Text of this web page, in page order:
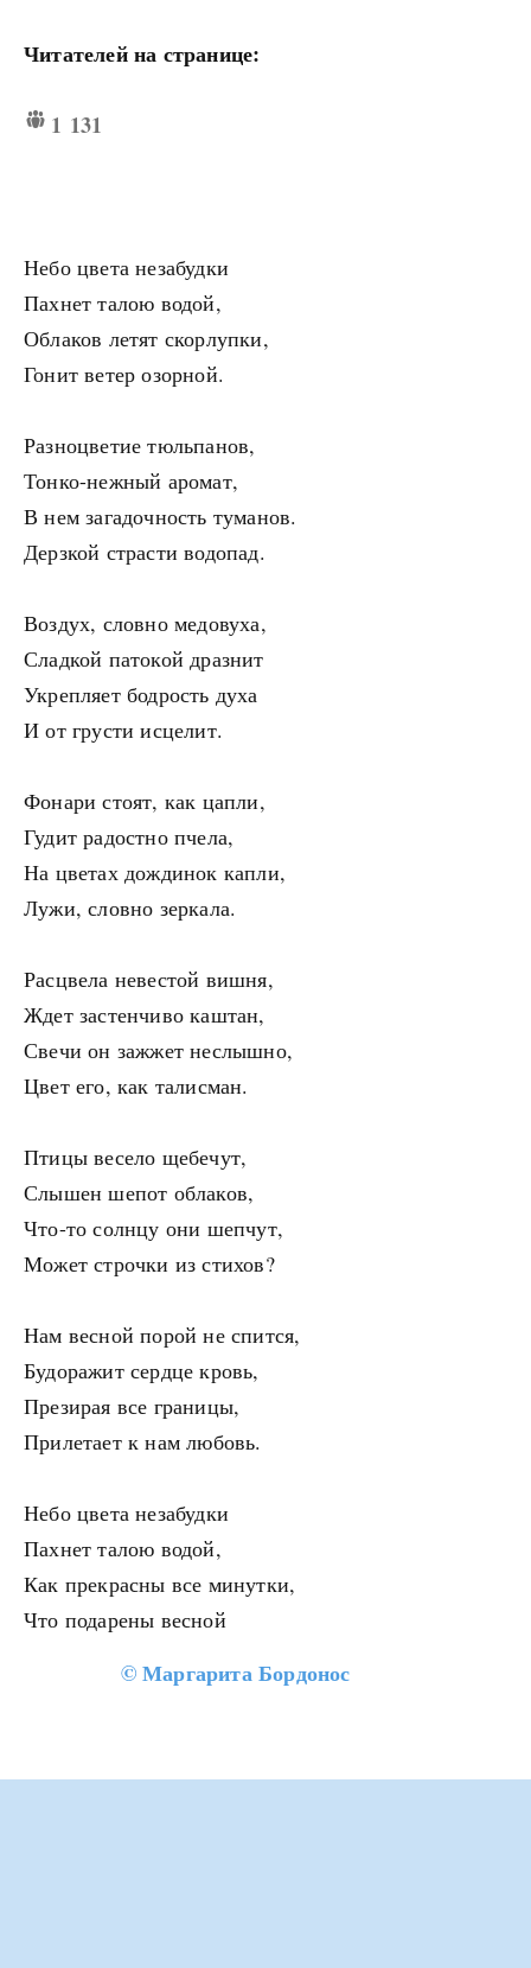
Читателей на странице:
1 131
Небо цвета незабудки
Пахнет талою водой,
Облаков летят скорлупки,
Гонит ветер озорной.
Разноцветие тюльпанов,
Тонко-нежный аромат,
В нем загадочность туманов.
Дерзкой страсти водопад.
Воздух, словно медовуха,
Сладкой патокой дразнит
Укрепляет бодрость духа
И от грусти исцелит.
Фонари стоят, как цапли,
Гудит радостно пчела,
На цветах дождинок капли,
Лужи, словно зеркала.
Расцвела невестой вишня,
Ждет застенчиво каштан,
Свечи он зажжет неслышно,
Цвет его, как талисман.
Птицы весело щебечут,
Слышен шепот облаков,
Что-то солнцу они шепчут,
Может строчки из стихов?
Нам весной порой не спится,
Будоражит сердце кровь,
Презирая все границы,
Прилетает к нам любовь.
Небо цвета незабудки
Пахнет талою водой,
Как прекрасны все минутки,
Что подарены весной
©Маргарита Бордонос